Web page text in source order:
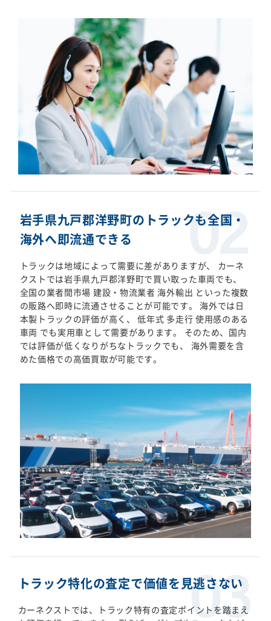
岩手県九戸郡洋野町のトラックも全国・
海外へ即流通できる
トラックは地域によって需要に差がありますが、 カーネ
クストでは岩手県九戸郡洋野町で買い取った車両でも、
全国の業者間市場 建設・物流業者 海外輸出 といった複数
の販路へ即時に流通させることが可能です。 海外では日
本製トラックの評価が高く、 低年式 多走行 使用感のある
車両 でも実用車として需要があります。 そのため、国内
では評価が低くなりがちなトラックでも、 海外需要を含
めた価格での高価買取が可能です。
トラック特化の査定で価値を見逃さない
カーネクストでは、トラック特有の査定ポイントを踏まえ